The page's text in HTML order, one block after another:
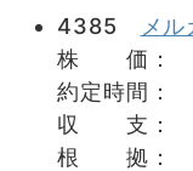
4385
メル
株 価：
約定時間
収 支：
根 拠： 売